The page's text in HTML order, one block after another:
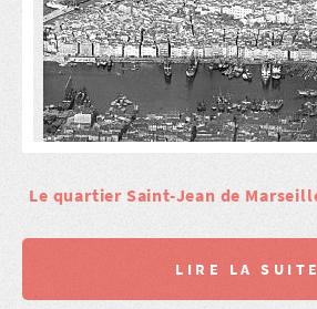
Le quartier Saint-Jean de
LIRE LA SUITE